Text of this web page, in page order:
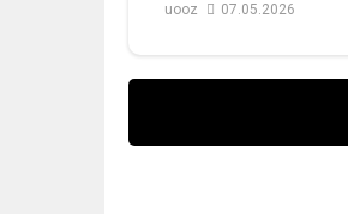
uooz 07.05.2026